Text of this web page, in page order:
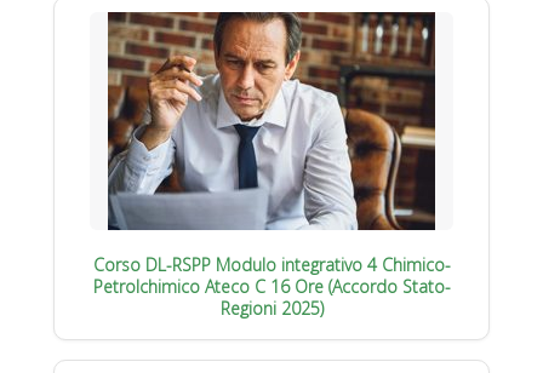
Corso DL-RSPP Modulo integrativo 4 Chimico-
Petrolchimico Ateco C 16 Ore (Accordo Stato-
Regioni 2025)